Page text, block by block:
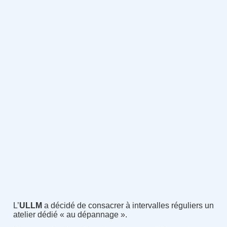
L’ULLM a décidé de consacrer à intervalles réguliers un
atelier dédié « au dépannage ».